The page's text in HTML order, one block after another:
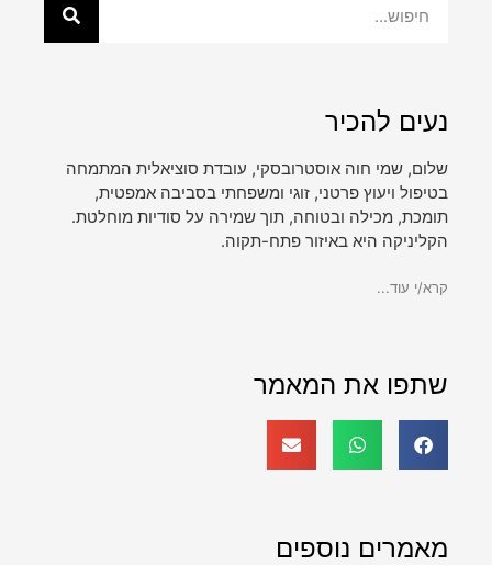
נעים להכיר
שלום, שמי חוה אוסטרובסקי, עובדת סוציאלית המתמחה
בטיפול ויעוץ פרטני, זוגי ומשפחתי בסביבה אמפטית,
תומכת, מכילה ובטוחה, תוך שמירה על סודיות מוחלטת.
הקליניקה היא באיזור פתח-תקוה.
קרא/י עוד...
שתפו את המאמר
מאמרים נוספים